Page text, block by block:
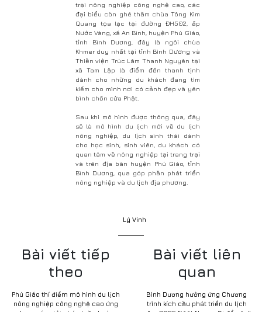
trại nông nghiệp công nghệ cao, các
đại biểu còn ghé thăm chùa Tông Kim
Quang tọa lạc tại đường ĐH502, ấp
Nước Vàng, xã An Bình, huyện Phú Giáo,
tỉnh Bình Dương, đây là ngôi chùa
Khmer duy nhất tại tỉnh Bình Dương và
Thiền viện Trúc Lâm Thanh Nguyên tại
xã Tam Lập là điểm đến thanh tịnh
dành cho những du khách đang tìm
kiếm cho mình nơi có cảnh đẹp và yên
bình chốn cửa Phật.
Sau khi mô hình được thông qua, đây
sẽ là mô hình du lịch mới về du lịch
nông nghiệp, du lịch sinh thái dành
cho học sinh, sinh viên, du khách có
quan tâm về nông nghiệp tại trang trại
và trên địa bàn huyện Phú Giáo, tỉnh
Bình Dương, qua góp phần phát triển
nông nghiệp và du lịch địa phương.
Lý Vinh
Bài viết tiếp
theo
Phú Giáo thí điểm mô hình du lịch
nông nghiệp công nghệ cao ứng
Bài viết liên
quan
Bình Dương hưởng ứng Chương
trình kích cầu phát triển du lịch